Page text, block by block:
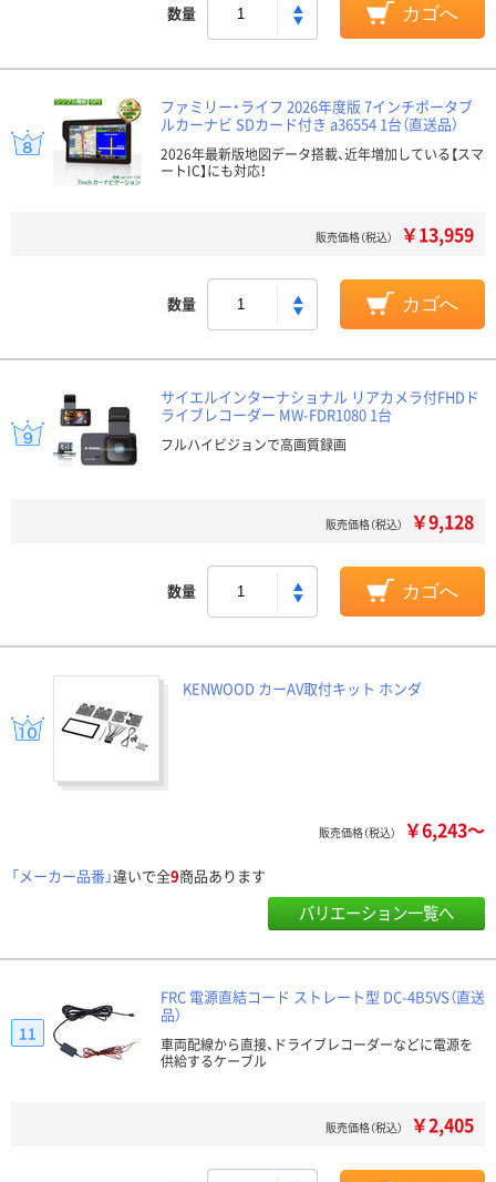
数量 カゴへ
ファミリー・ライフ 2026年度版 7インチポータブ
ルカーナビ SDカード付き a36554 1台（直送品）
2026年最新版地図データ搭載、近年増加している【スマ
ートIC】にも対応！
販売価格（税込） ￥13,959
数量 カゴへ
サイエルインターナショナル リアカメラ付FHDド
ライブレコーダー MW-FDR1080 1台
フルハイビジョンで高画質録画
販売価格（税込） ￥9,128
数量 カゴへ
KENWOOD カーAV取付キット ホンダ
販売価格（税込） ￥6,243～
「メーカー品番」違いで全9商品あります
バリエーション一覧へ
FRC 電源直結コード ストレート型 DC-4B5VS（直送
品）
車両配線から直接、ドライブレコーダーなどに電源を
供給するケーブル
11
販売価格（税込） ￥2,405